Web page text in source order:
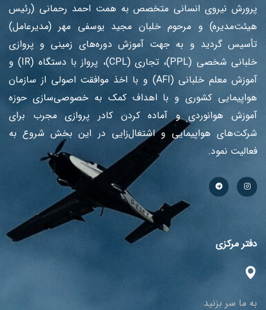
پرورش نیروی انسانی متخصص به همت احمد رحمانی (رئیس
هیئت‌مدیره) و مرحوم خلبان مجید یوسفی مهر (مدیرعامل)
تأسیس گردید و به جهت آموزش دوره‌های زمینی و پروازی
خلبانی شخصی (PPL)، تجاری (CPL)، پرواز با دستگاه (IR) و
آموزش معلم خلبانی (AFI) و با اخذ موافقت اصولی از سازمان
هواپیمایی کشوری و با اهداف کمک به خصوصی‌سازی حوزه
آموزش هوانوردی و آماده کردن کادر پروازی مجرب برای
شرکت‌های هواپیمایی و اشتغال‌زایی در این بخش شروع به
فعالیت نمود.
دفتر مرکزی
به ما سر بزنید